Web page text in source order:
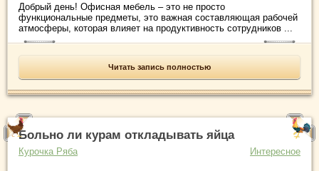
Добрый день! Офисная мебель – это не просто
функциональные предметы, это важная составляющая рабочей
атмосферы, которая влияет на продуктивность сотрудников ...
Читать запись полностью
Больно ли курам откладывать яйца
Курочка Ряба Интересное